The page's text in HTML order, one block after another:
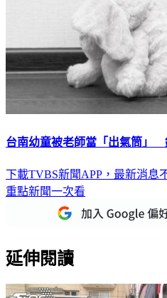
台南幼童被老師當「出氣筒」
下載TVBS新聞APP，最新消息
重點新聞一次看
延伸閱讀